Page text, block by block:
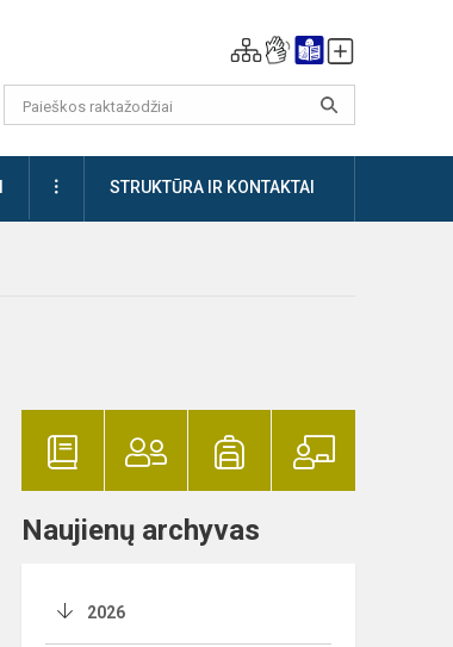
DAUGIAUSTRUKTŪRA IR KONTAKTAI
Naujienų archyvas
2026